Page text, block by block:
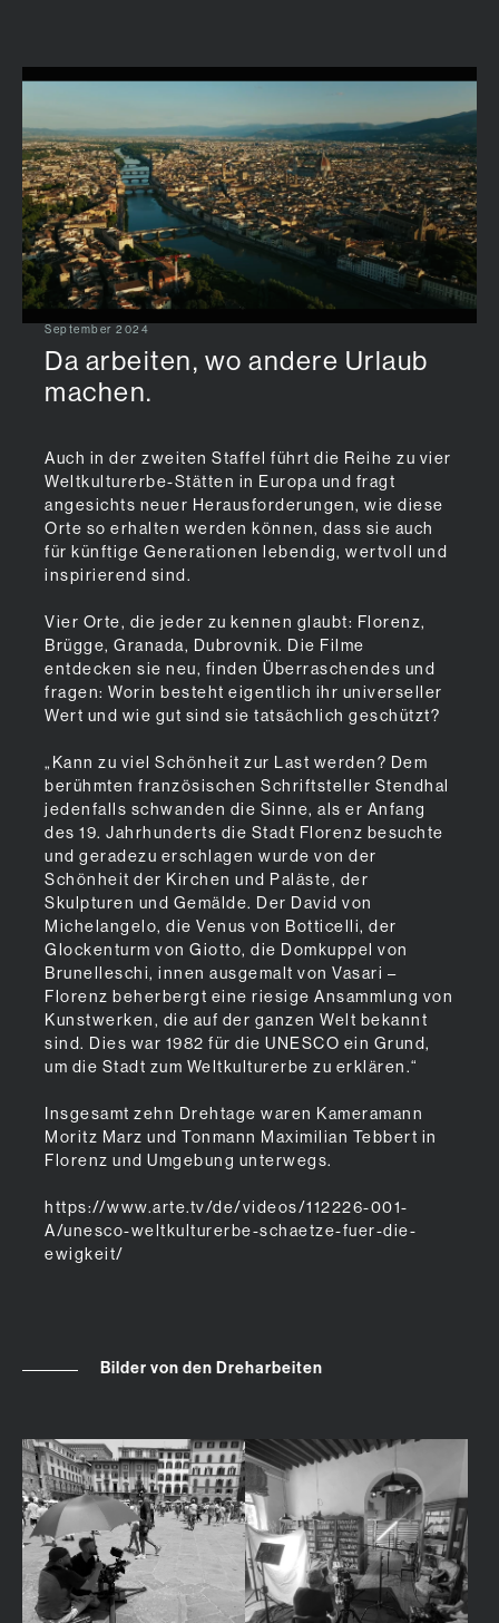
Zum Hauptinhalt springen
September 2024
Da arbeiten, wo andere Urlaub
machen.
Auch in der zweiten Staffel führt die Reihe zu vier
Weltkulturerbe-Stätten in Europa und fragt
angesichts neuer Herausforderungen, wie diese
Orte so erhalten werden können, dass sie auch
für künftige Generationen lebendig, wertvoll und
inspirierend sind.
Vier Orte, die jeder zu kennen glaubt: Florenz,
Brügge, Granada, Dubrovnik. Die Filme
entdecken sie neu, finden Überraschendes und
fragen: Worin besteht eigentlich ihr universeller
Wert und wie gut sind sie tatsächlich geschützt?
„Kann zu viel Schönheit zur Last werden? Dem
berühmten französischen Schriftsteller Stendhal
jedenfalls schwanden die Sinne, als er Anfang
des 19. Jahrhunderts die Stadt Florenz besuchte
und geradezu erschlagen wurde von der
Schönheit der Kirchen und Paläste, der
Skulpturen und Gemälde. Der David von
Michelangelo, die Venus von Botticelli, der
Glockenturm von Giotto, die Domkuppel von
Brunelleschi, innen ausgemalt von Vasari –
Florenz beherbergt eine riesige Ansammlung von
Kunstwerken, die auf der ganzen Welt bekannt
sind. Dies war 1982 für die UNESCO ein Grund,
um die Stadt zum Weltkulturerbe zu erklären.“
Insgesamt zehn Drehtage waren Kameramann
Moritz Marz und Tonmann Maximilian Tebbert in
Florenz und Umgebung unterwegs.
https://www.arte.tv/de/videos/112226-001-
A/unesco-weltkulturerbe-schaetze-fuer-die-
ewigkeit/
Bilder von den Dreharbeiten